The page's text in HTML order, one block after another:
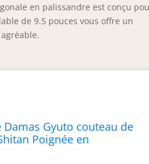
en palissandre est conçu
de 9.5 pouces vous offre un
Gyuto couteau de
Poignée en